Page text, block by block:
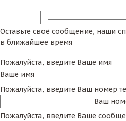
Оставьте своё сообщение, наши
в ближайшее время
Пожалуйста, введите Ваше имя
Ваше имя
Пожалуйста, введите Ваш номер
Ваш
Пожалуйста, введите Ваше